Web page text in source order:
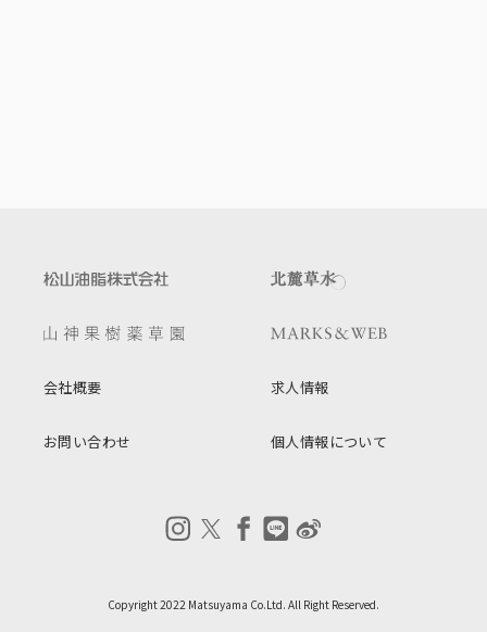
会社概要 求人情報
お問い合わせ 個人情報について
Copyright 2022 Matsuyama Co.Ltd. All Right Reserved.